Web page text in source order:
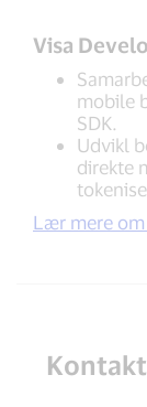
Visa
mobile
SDK.
Udvikl
direkte
Lær mere